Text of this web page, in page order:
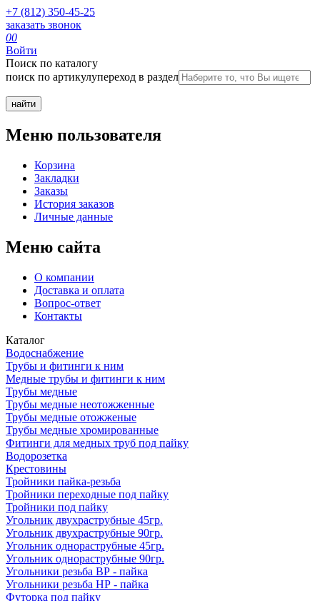
+7 (812) 350-45-25
заказать звонок
00
Войти
Поиск по каталогу
поиск по артикулупереход в раздел
Меню пользователя
Корзина
Закладки
Заказы
История заказов
Личные данные
Меню сайта
О компании
Доставка и оплата
Вопрос-ответ
Контакты
Каталог
Водоснабжение
Трубы и фитинги к ним
Медные трубы и фитинги к ним
Трубы медные
Трубы медные неотожженные
Трубы медные отожженые
Трубы медные хромированные
Фитинги для медных труб под пайку
Водорозетка
Крестовины
Тройники пайка-резьба
Тройники переходные под пайку
Тройники под пайку
Угольник двухраструбные 45гр.
Угольник двухраструбные 90гр.
Угольник однораструбные 45гр.
Угольник однораструбные 90гр.
Угольники резьба ВР - пайка
Угольники резьба НР - пайка
Футорка под пайку